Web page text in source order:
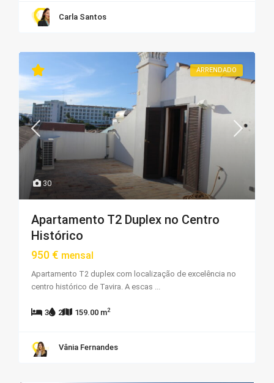
Carla Santos
30
ARRENDADO
Apartamento T2 Duplex no Centro
Histórico
950 € mensal
Apartamento T2 duplex com localização de excelência no
centro histórico de Tavira. A escas ...
3 2 159.00 m2
Vânia Fernandes